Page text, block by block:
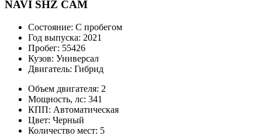
NAVI SHZ CAM
Состояние: С пробегом
Год выпуска: 2021
Пробег: 55426
Кузов: Универсал
Двигатель: Гибрид
Объем двигателя: 2
Мощность, лс: 341
КПП: Автоматическая
Цвет: Черный
Количество мест: 5